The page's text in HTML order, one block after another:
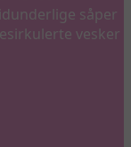
såper
vesker